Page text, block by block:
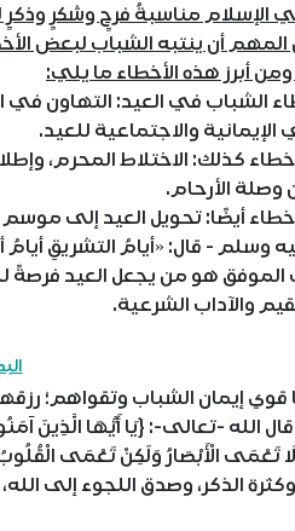
الإسلام مناسبةُ فرحٍ وشكرٍ
أن ينتبه الشباب لبعض
ومن أبرز هذه الأخطاء ما يلي:
الشباب في العيد: التهاون في
الإيمانية والاجتماعية للعيد.
كذلك: الاختلاط المحرم،
وصلة الأرحام.
أيضًا: تحويل العيد إلى
وسلم - قال: «أيامُ التشريقِ
الموفق هو من يجعل العيد فرصةً
والآداب الشرعية.
إيمان الشباب وتقواهم؛ رزقهم
الذكر، وصدق اللجوء إلى